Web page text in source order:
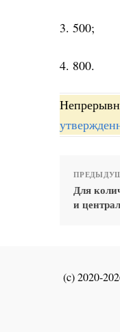
3. 500;
4. 800.
Для
и
(c) 2020-